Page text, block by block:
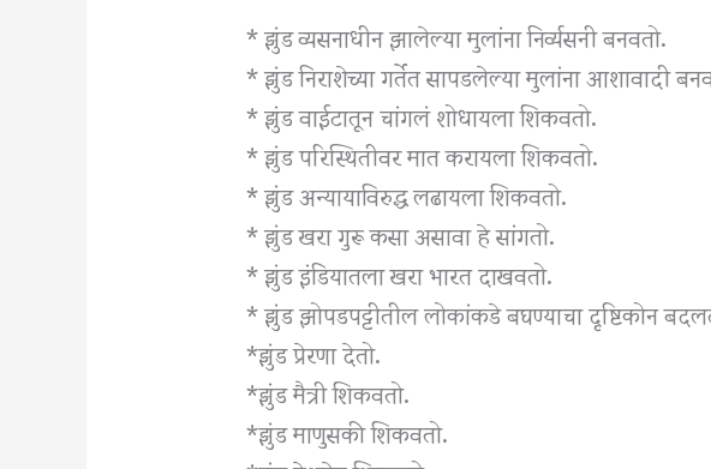
* झुंड व्यसनाधीन झालेल्या मुलांना निर्व्यसनी बनवतो.
* झुंड निराशेच्या गर्तेत सापडलेल्या मुलांना आशावादी
* झुंड वाईटातून चांगलं शोधायला शिकवतो.
* झुंड परिस्थितीवर मात करायला शिकवतो.
* झुंड अन्यायाविरुद्ध लढायला शिकवतो.
* झुंड खरा गुरू कसा असावा हे सांगतो.
* झुंड इंडियातला खरा भारत दाखवतो.
* झुंड झोपडपट्टीतील लोकांकडे बघण्याचा दृष्टिकोन
*झुंड प्रेरणा देतो.
*झुंड मैत्री शिकवतो.
*झुंड माणुसकी शिकवतो.